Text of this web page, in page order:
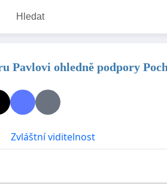
Hledat
Pavlovi ohledně podpory
Zvláštní viditelnost